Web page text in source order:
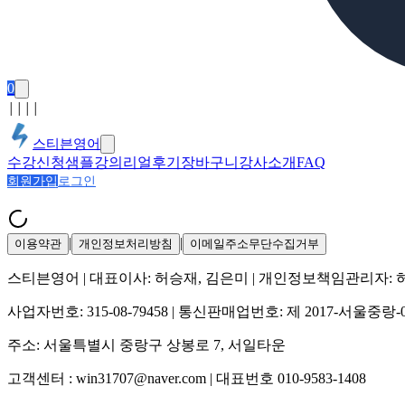
0
스티븐영어
수강신청샘플강의 리얼후기 장바구니 강사소개FAQ
회원가입 로그인
이용약관 | 개인정보처리방침 | 이메일주소무단수집거부
스티븐영어 | 대표이사: 허승재, 김은미 | 개인정보책임관리자:
사업자번호: 315-08-79458 | 통신판매업번호: 제 2017-서울중랑-
주소: 서울특별시 중랑구 상봉로 7, 서일타운
고객센터 : win31707@naver.com | 대표번호 010-9583-1408